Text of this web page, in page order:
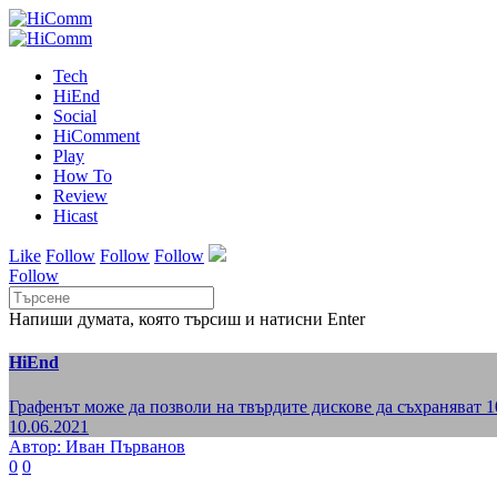
Tech
HiEnd
Social
HiComment
Play
How To
Review
Hicast
Like Follow Follow Follow
Follow
Напиши думата, която търсиш и натисни Enter
HiEnd
Графенът може да позволи на твърдите дискове да съхраняват
10.06.2021
Автор: Иван Първанов
0 0